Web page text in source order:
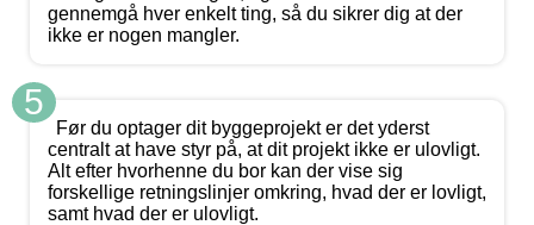
gennemgå hver enkelt ting, så du sikrer dig at der
ikke er nogen mangler.
5
Før du optager dit byggeprojekt er det yderst
centralt at have styr på, at dit projekt ikke er ulovligt.
Alt efter hvorhenne du bor kan der vise sig
forskellige retningslinjer omkring, hvad der er lovligt,
samt hvad der er ulovligt.